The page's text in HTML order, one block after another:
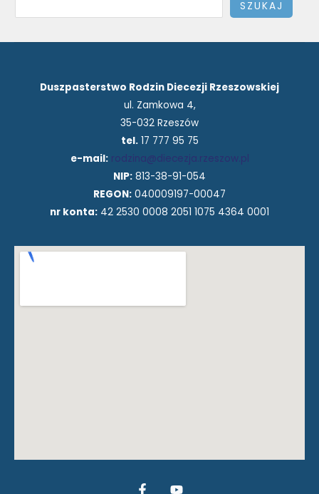
SZUKAJ
Duszpasterstwo Rodzin Diecezji Rzeszowskiej
ul. Zamkowa 4,
35-032 Rzeszów
tel.17 777 95 75
e-mail: rodzina@diecezja.rzeszow.pl
NIP: 813-38-91-054
REGON: 040009197-00047
nr konta: 42 2530 0008 2051 1075 4364 0001